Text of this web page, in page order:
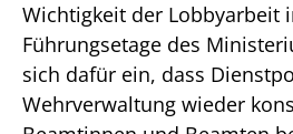
Wichtigkeit der Lobbyarbeit
Führungsetage des
sich dafür ein, dass
Wehrverwaltung wieder